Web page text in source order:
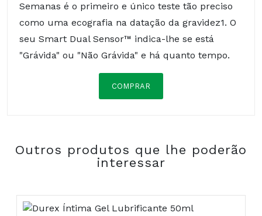
Semanas é o primeiro e único teste tão preciso
como uma ecografia na datação da gravidez1. O
seu Smart Dual Sensor™ indica-lhe se está
"Grávida" ou "Não Grávida" e há quanto tempo.
COMPRAR
Tão preciso... que indica de quantas semanas
Outros produtos que lhe poderão
interessar